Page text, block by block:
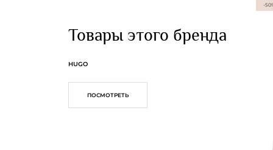
Товары этого бренда
HUGO
ПОСМОТРЕТЬ
-